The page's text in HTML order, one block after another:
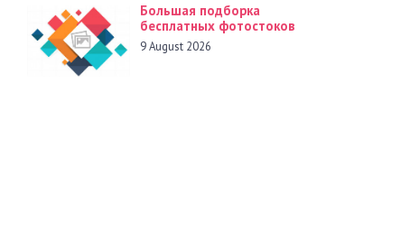
Большая подборка
бесплатных фотостоков
9 August 2026